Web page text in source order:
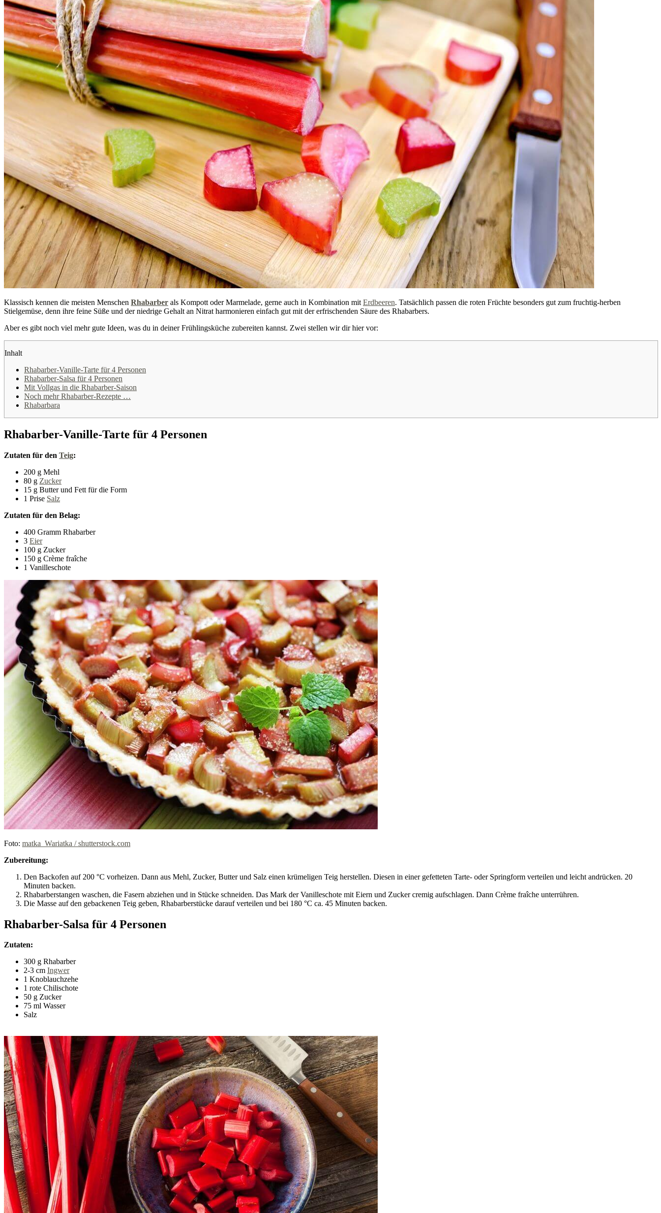
Klassisch kennen die meisten Menschen Rhabarber als Kompott oder Marmelade, gerne auch in Kombination mit Erdbeeren. Tatsächlich passen die roten Früchte besonders gut zum fruchtig-herben
Stielgemüse, denn ihre feine Süße und der niedrige Gehalt an Nitrat harmonieren einfach gut mit der erfrischenden Säure des Rhabarbers.
Aber es gibt noch viel mehr gute Ideen, was du in deiner Frühlingsküche zubereiten kannst. Zwei stellen wir dir hier vor:
Inhalt
Rhabarber-Vanille-Tarte für 4 Personen
Rhabarber-Salsa für 4 Personen
Mit Vollgas in die Rhabarber-Saison
Noch mehr Rhabarber-Rezepte …
Rhabarbara
Rhabarber-Vanille-Tarte für 4 Personen
Zutaten für den Teig:
200 g Mehl
80 g Zucker
15 g Butter und Fett für die Form
1 Prise Salz
Zutaten für den Belag:
400 Gramm Rhabarber
3 Eier
100 g Zucker
150 g Crème fraîche
1 Vanilleschote
Foto: matka_Wariatka / shutterstock.com
Zubereitung:
Den Backofen auf 200 °C vorheizen. Dann aus Mehl, Zucker, Butter und Salz einen krümeligen Teig herstellen. Diesen in einer gefetteten Tarte- oder Springform verteilen und leicht andrücken. 20
Minuten backen.
Rhabarberstangen waschen, die Fasern abziehen und in Stücke schneiden. Das Mark der Vanilleschote mit Eiern und Zucker cremig aufschlagen. Dann Crème fraîche unterrühren.
Die Masse auf den gebackenen Teig geben, Rhabarberstücke darauf verteilen und bei 180 °C ca. 45 Minuten backen.
Rhabarber-Salsa für 4 Personen
Zutaten:
300 g Rhabarber
2-3 cm Ingwer
1 Knoblauchzehe
1 rote Chilischote
50 g Zucker
75 ml Wasser
Salz